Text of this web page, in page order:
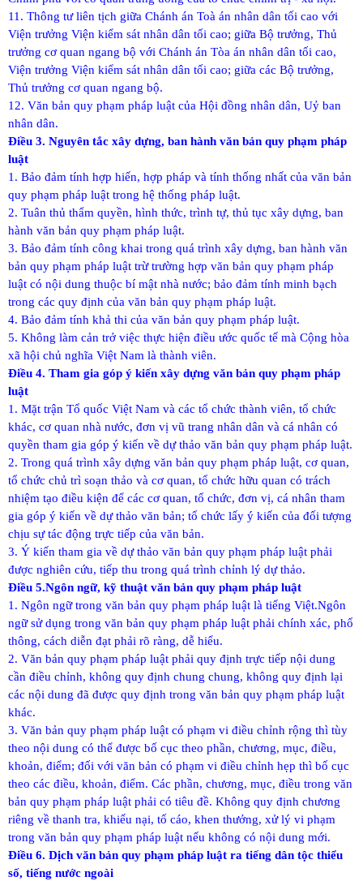
11. Thông tư liên tịch giữa Chánh án Toà án nhân dân tối cao với
Viện trưởng Viện kiểm sát nhân dân tối cao; giữa Bộ trưởng, Thủ
trưởng cơ quan ngang bộ với Chánh án Tòa án nhân dân tối cao,
Viện trưởng Viện kiểm sát nhân dân tối cao; giữa các Bộ trưởng,
Thủ trưởng cơ quan ngang bộ.
12. Văn bản quy phạm pháp luật của Hội đồng nhân dân, Uỷ ban
nhân dân.
Điều 3. Nguyên tắc xây dựng, ban hành văn bản quy phạm pháp
luật
1. Bảo đảm tính hợp hiến, hợp pháp và tính thống nhất của văn bản
quy phạm pháp luật trong hệ thống pháp luật.
2. Tuân thủ thẩm quyền, hình thức, trình tự, thủ tục xây dựng, ban
hành văn bản quy phạm pháp luật.
3. Bảo đảm tính công khai trong quá trình xây dựng, ban hành văn
bản quy phạm pháp luật trừ trường hợp văn bản quy phạm pháp
luật có nội dung thuộc bí mật nhà nước; bảo đảm tính minh bạch
trong các quy định của văn bản quy phạm pháp luật.
4. Bảo đảm tính khả thi của văn bản quy phạm pháp luật.
5. Không làm cản trở việc thực hiện điều ước quốc tế mà Cộng hòa
xã hội chủ nghĩa Việt Nam là thành viên.
Điều 4. Tham gia góp ý kiến xây dựng văn bản quy phạm pháp
luật
1. Mặt trận Tổ quốc Việt Nam và các tổ chức thành viên, tổ chức
khác, cơ quan nhà nước, đơn vị vũ trang nhân dân và cá nhân có
quyền tham gia góp ý kiến về dự thảo văn bản quy phạm pháp luật.
2. Trong quá trình xây dựng văn bản quy phạm pháp luật, cơ quan,
tổ chức chủ trì soạn thảo và cơ quan, tổ chức hữu quan có trách
nhiệm tạo điều kiện để các cơ quan, tổ chức, đơn vị, cá nhân tham
gia góp ý kiến về dự thảo văn bản; tổ chức lấy ý kiến của đối tượng
chịu sự tác động trực tiếp của văn bản.
3. Ý kiến tham gia về dự thảo văn bản quy phạm pháp luật phải
được nghiên cứu, tiếp thu trong quá trình chỉnh lý dự thảo.
Điều 5.Ngôn ngữ, kỹ thuật văn bản quy phạm pháp luật
1. Ngôn ngữ trong văn bản quy phạm pháp luật là tiếng Việt.Ngôn
ngữ sử dụng trong văn bản quy phạm pháp luật phải chính xác, phổ
thông, cách diễn đạt phải rõ ràng, dễ hiểu.
2. Văn bản quy phạm pháp luật phải quy định trực tiếp nội dung
cần điều chỉnh, không quy định chung chung, không quy định lại
các nội dung đã được quy định trong văn bản quy phạm pháp luật
khác.
3. Văn bản quy phạm pháp luật có phạm vi điều chỉnh rộng thì tùy
theo nội dung có thể được bố cục theo phần, chương, mục, điều,
khoản, điểm; đối với văn bản có phạm vi điều chỉnh hẹp thì bố cục
theo các điều, khoản, điểm. Các phần, chương, mục, điều trong văn
bản quy phạm pháp luật phải có tiêu đề. Không quy định chương
riêng về thanh tra, khiếu nại, tố cáo, khen thưởng, xử lý vi phạm
trong văn bản quy phạm pháp luật nếu không có nội dung mới.
Điều 6. Dịch văn bản quy phạm pháp luật ra tiếng dân tộc thiểu
số, tiếng nước ngoài